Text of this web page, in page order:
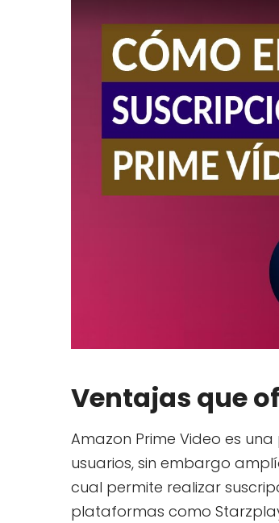
Ventajas que
Amazon Prime Video es
usuarios, sin embargo
cual permite realizar
plataformas como